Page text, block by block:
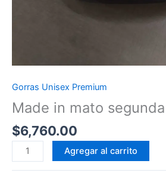
Gorras Unisex Premium
Made in mato
$6,760.00
Made
in
Agregar al carrito